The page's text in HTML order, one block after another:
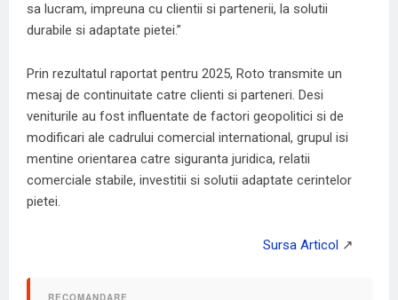
sa lucram, impreuna cu clientii si partenerii, la solutii
durabile si adaptate pietei.”
Prin rezultatul raportat pentru 2025, Roto transmite un
mesaj de continuitate catre clienti si parteneri. Desi
veniturile au fost influentate de factori geopolitici si de
modificari ale cadrului comercial international, grupul isi
mentine orientarea catre siguranta juridica, relatii
comerciale stabile, investitii si solutii adaptate cerintelor
pietei.